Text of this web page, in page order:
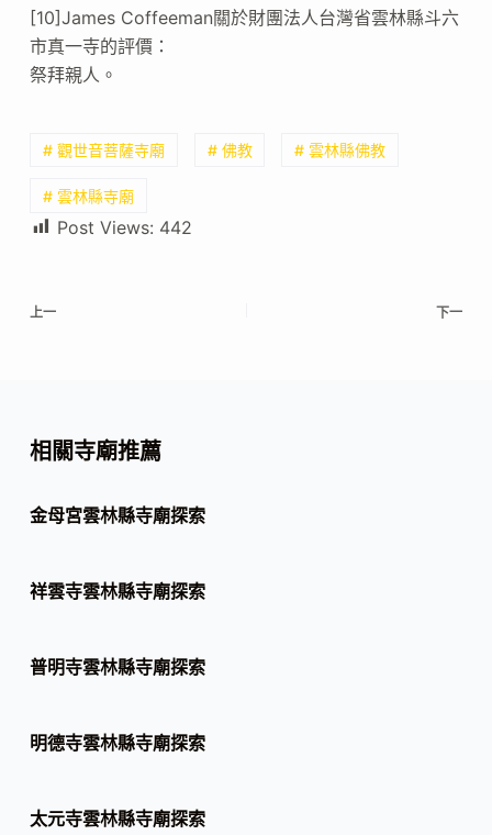
[10]James Coffeeman關於財團法人台灣省雲林縣斗六
市真一寺的評價：
祭拜親人。
# 觀世音菩薩寺廟 # 佛教 # 雲林縣佛教
# 雲林縣寺廟
Post Views: 442
上一 下一
相關寺廟推薦
金母宮雲林縣寺廟探索
祥雲寺雲林縣寺廟探索
普明寺雲林縣寺廟探索
明德寺雲林縣寺廟探索
太元寺雲林縣寺廟探索